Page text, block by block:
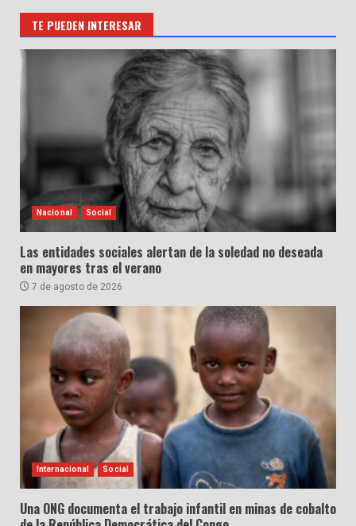
TE PUEDEN INTERESAR
Nacional Social
Las entidades sociales alertan de la soledad no deseada
en mayores tras el verano
7 de agosto de 2026
Internacional Social
Una ONG documenta el trabajo infantil en minas de cobalto